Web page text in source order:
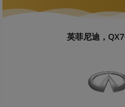
英菲尼迪，